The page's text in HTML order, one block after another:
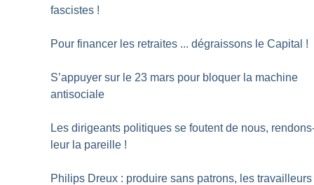
fascistes !
Pour financer les retraites ... dégraissons le Capital !
S’appuyer sur le 23 mars pour bloquer la machine
antisociale
Les dirigeants politiques se foutent de nous,
leur la pareille !
Philips Dreux : produire sans patrons, les travailleurs